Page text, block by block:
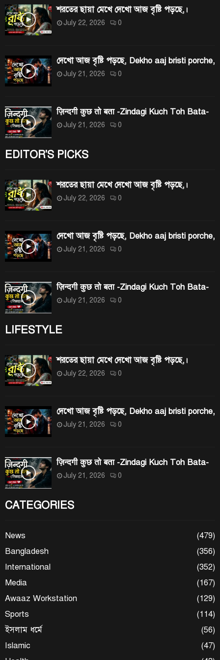
শরতের ছায়া মেখে দেখো আজ বৃষ্টি পড়ছে,।
July 22, 2026 0
দেখো আজ বৃষ্টি পড়ছে, Dekho aaj bristi porche,
July 21, 2026 0
ज़िन्दगी कुछ तो बता -Zindagi Kuch Toh Bata-
July 21, 2026 0
EDITOR'S PICKS
শরতের ছায়া মেখে দেখো আজ বৃষ্টি পড়ছে,।
July 22, 2026 0
দেখো আজ বৃষ্টি পড়ছে, Dekho aaj bristi porche,
July 21, 2026 0
ज़िन्दगी कुछ तो बता -Zindagi Kuch Toh Bata-
July 21, 2026 0
LIFESTYLE
শরতের ছায়া মেখে দেখো আজ বৃষ্টি পড়ছে,।
July 22, 2026 0
দেখো আজ বৃষ্টি পড়ছে, Dekho aaj bristi porche,
July 21, 2026 0
ज़िन्दगी कुछ तो बता -Zindagi Kuch Toh Bata-
July 21, 2026 0
CATEGORIES
News
(479)
Bangladesh
(356)
International
(352)
Media
(167)
Awaaz Workstation
(129)
Sports
(114)
ইসলাম ধর্মে
(56)
Islamic
(47)